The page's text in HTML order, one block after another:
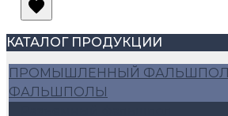
КАТАЛОГ ПРОДУКЦИИ
ПРОМЫШЛЕННЫЙ ФАЛЬШПОЛ
ФАЛЬШПОЛЫ